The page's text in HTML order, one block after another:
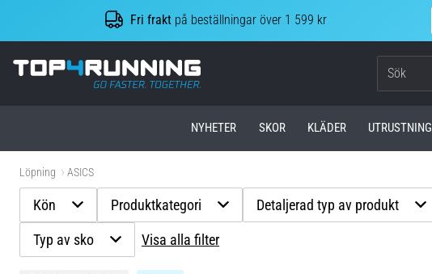
Fri frakt på beställningar över 1 599 kr
Top4Running.se
NYHETER SKOR KLÄDER UTRUSTNING
Löpning ASICS
Kön Produktkategori Detaljerad typ av produkt
Typ av sko Visa alla filter